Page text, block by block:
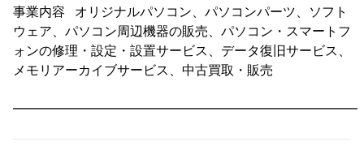
事業内容 オリジナルパソコン、パソコンパーツ、ソフト
ウェア、パソコン周辺機器の販売、パソコン・スマートフ
ォンの修理・設定・設置サービス、データ復旧サービス、
メモリアーカイブサービス、中古買取・販売